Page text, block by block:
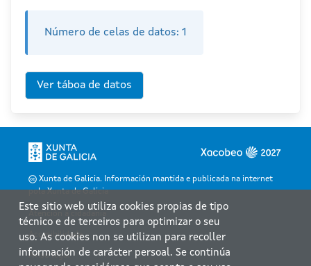
Número de celas de datos: 1
Xunta de Galicia. Información mantida e publicada na internet
pola Xunta de Galicia
Accesibilidade
Aviso legal
Este sitio web utiliza cookies propias de tipo
técnico e de terceiros para optimizar o seu
uso. As cookies non se utilizan para recoller
información de carácter persoal. Se continúa